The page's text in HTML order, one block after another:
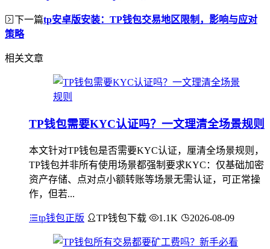
下一篇tp安卓版安装：TP钱包交易地区限制，影响与应对
策略
相关文章
TP钱包需要KYC认证吗？一文理清全场景规则
本文针对TP钱包是否需要KYC认证，厘清全场景规则，
TP钱包并非所有使用场景都强制要求KYC：仅基础加密
资产存储、点对点小额转账等场景无需认证，可正常操
作，但若...
tp钱包正版 TP钱包下载 1.1K 2026-08-09